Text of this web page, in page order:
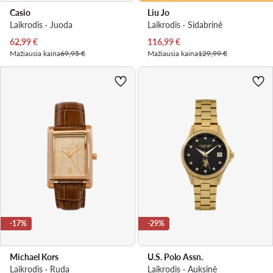
Casio
Laikrodis · Juoda
Dabartinė kaina
62,99€
Mažiausia kaina69,95 €
Liu Jo
Laikrodis · Sidabrinė
Dabartinė kaina
116,99€
Mažiausia kaina129,99 €
-17%
Michael Kors
Laikrodis · Ruda
-29%
U.S. Polo Assn.
Laikrodis · Auksinė